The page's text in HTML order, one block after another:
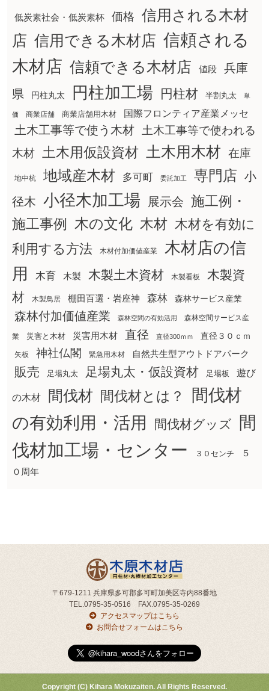
低炭素社会・低炭素杯 価格
信用される木材
店 信用できる木材店 信頼される
木材店 信頼できる木材店 値段
兵庫
県
円柱丸太 円柱加工場 円柱材 半割丸太 単
価 商業店舗 商業店舗用木材 国際フロンティア産業メッセ
土木工事等で使う木材
土木工事等で使われる
木材
土木用仮設資材 土木用木材 在庫
地中杭 地域産木材 多可町 委託加工 専門店 小
径木 小径木加工場 展示会 施工例・
施工事例
木の文化 木材 木材を有効に
利用する方法
木材付加価値産業
木材店の信
用
木育 木製 木製土木資材 木製看板
木製資
材
木製鳥居 棚田百選・岩座神 森林 森林サービス産業
森林付加価値産業 森林空間の有効活用 森林空間サービス産
業 災害と木材 災害用木材 直径 直径300ｍｍ 直径３０ｃｍ
矢板 神社仏閣 緊急用木材 自然共生型アウトドアパーク
販売 足場丸太 足場丸太・仮設資材 足場板 遊び
の木材 間伐材 間伐材とは？
間伐材
の有効利用・活用
間伐材グッズ
間
伐材加工場・センター
３０センチ
５
０周年
〒679-1211 兵庫県多可郡多可町加美区寺内88番地
TEL.0795-35-0516 FAX.0795-35-0269
アクセスマップはこちら
お問合せフォームはこちら
Copyright (C) Kihara Mokuzaiten. All Rights Reserved.